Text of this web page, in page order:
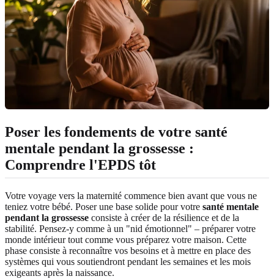
Poser les fondements de votre santé
mentale pendant la grossesse :
Comprendre l'EPDS tôt
Votre voyage vers la maternité commence bien avant que vous ne
teniez votre bébé. Poser une base solide pour votre santé mentale
pendant la grossesse consiste à créer de la résilience et de la
stabilité. Pensez-y comme à un "nid émotionnel" – préparer votre
monde intérieur tout comme vous préparez votre maison. Cette
phase consiste à reconnaître vos besoins et à mettre en place des
systèmes qui vous soutiendront pendant les semaines et les mois
exigeants après la naissance.